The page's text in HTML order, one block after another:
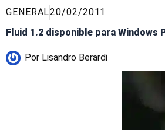
GENERAL20/02/2011
Fluid 1.2 disponible para Windows
Por Lisandro Berardi